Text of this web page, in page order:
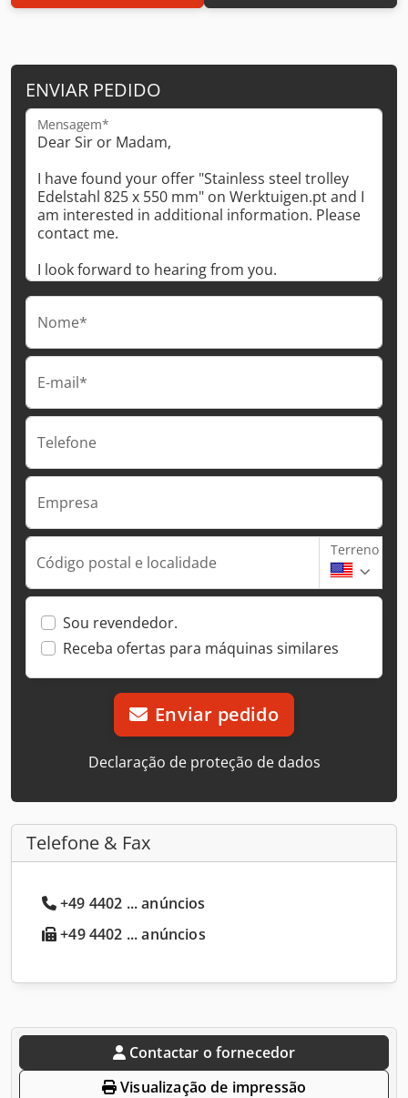
ENVIAR PEDIDO
Mensagem*
Nome*
E-mail*
Telefone
Empresa
Código postal e localidade
Terreno
Sou revendedor.
Receba ofertas para máquinas similares
Enviar pedido
Declaração de proteção de dados
Telefone & Fax
+49 4402 ... anúncios
+49 4402 ... anúncios
Contactar o fornecedor
Visualização de impressão